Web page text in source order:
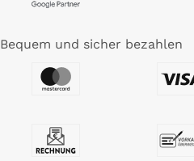
Bequem und sicher bezahlen